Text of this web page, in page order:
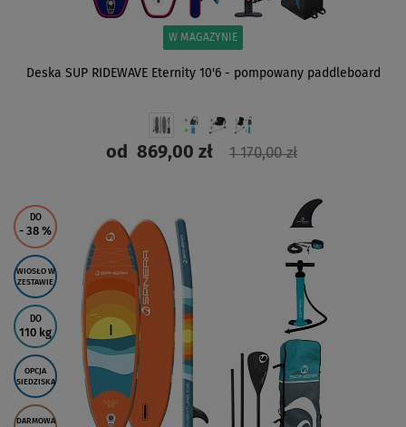
W MAGAZYNIE
Deska SUP RIDEWAVE Eternity 10'6 - pompowany paddleboard
od 869,00 zł 1 170,00 zł
DO
- 38 %
WIOSŁO W
ZESTAWIE
DO
110 kg
OPCJA
SIEDZISKA
DARMOWA